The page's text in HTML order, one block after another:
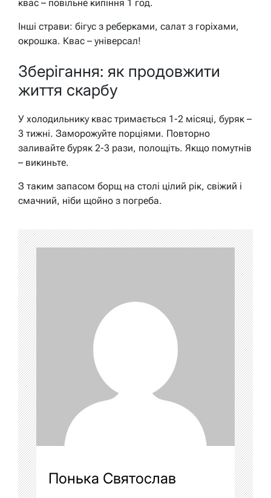
квас – повільне кипіння 1 год.
Інші страви: бігус з реберками, салат з горіхами,
окрошка. Квас – універсал!
Зберігання: як продовжити
життя скарбу
У холодильнику квас тримається 1-2 місяці, буряк –
3 тижні. Заморожуйте порціями. Повторно
заливайте буряк 2-3 рази, полощіть. Якщо помутнів
– викиньте.
З таким запасом борщ на столі цілий рік, свіжий і
смачний, ніби щойно з погреба.
Понька Святослав